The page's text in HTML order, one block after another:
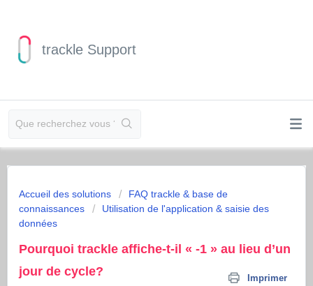
trackle Support
Accueil des solutions
FAQ trackle & base de
connaissances
Utilisation de l'application & saisie des
données
Pourquoi trackle affiche-t-il « -1 » au lieu d’un
jour de cycle?
Imprimer